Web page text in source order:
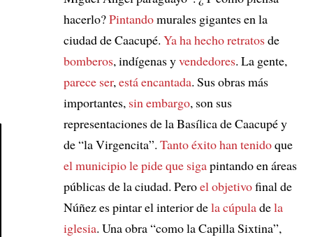
hacerlo?Pintandomurales gigantes en la
ciudad de Caacupé. Ya ha hecho retratosde
bomberos, indígenas yvendedores. La gente,
parece ser, está encantada. Sus obras más
importantes, sin embargo, son sus
representaciones de la Basílica de Caacupé y
de “la Virgencita”. Tanto éxitohan tenidoque
el municipiole pide que sigapintando en áreas
públicas de la ciudad. Peroel objetivofinal de
Núñez es pintar el interior dela cúpuladela
iglesia. Una obra “como la Capilla Sixtina”,